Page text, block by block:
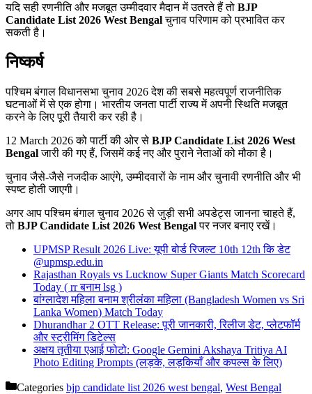
यदि सही रणनीति और मजबूत उम्मीदवार मैदान में उतरते हैं तो BJP
Candidate List 2026 West Bengalचुनाव परिणाम को प्रभावित कर
सकती है।
निष्कर्ष
पश्चिम बंगाल विधानसभा चुनाव 2026 देश की सबसे महत्वपूर्ण राजनीतिक
घटनाओं में से एक होगा। भारतीय जनता पार्टी राज्य में अपनी स्थिति मजबूत
करने के लिए पूरी तैयारी कर रही है।
12 March 2026 को पार्टी की ओर से BJP Candidate List 2026 West
Bengalजारी की गए हैं, जिसमें कई नए और पुराने नेताओं को मौका है।
चुनाव जैसे-जैसे नजदीक आएंगे, उम्मीदवारों के नाम और चुनावी रणनीति और भी
स्पष्ट होती जाएगी।
अगर आप पश्चिम बंगाल चुनाव 2026 से जुड़ी सभी अपडेट्स जानना चाहते हैं,
तो BJP Candidate List 2026 West Bengalपर नजर बनाए रखें।
UPMSP Result 2026 Live: यूपी बोर्ड रिजल्ट 10th 12th कि डेट
@upmsp.edu.in
Rajasthan Royals vs Lucknow Super Giants Match Scorecard
Today ( rr बनाम lsg )
बांग्लादेश महिला बनाम श्रीलंका महिला (Bangladesh Women vs Sri
Lanka Women) Match Today
Dhurandhar 2 OTT Release: पूरी जानकारी, रिलीज डेट, प्लेटफॉर्म
और स्ट्रीमिंग डिटेल्स
अक्षय तृतीया एआई फोटो: Google Gemini Akshaya Tritiya AI
Photo Editing Prompts (लड़के, लड़कियाँ और कपल्स के लिए)
Categories bjp candidate list 2026 west bengal, West Bengal